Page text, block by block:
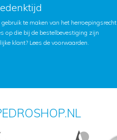
te maken van het herroepingsrecht
op die bij de bestelbevestiging zijn
klant? Lees de voorwaarden.